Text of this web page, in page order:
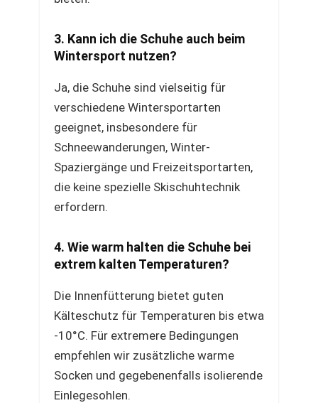
3. Kann ich die Schuhe auch beim
Wintersport nutzen?
Ja, die Schuhe sind vielseitig für
verschiedene Wintersportarten
geeignet, insbesondere für
Schneewanderungen, Winter-
Spaziergänge und Freizeitsportarten,
die keine spezielle Skischuhtechnik
erfordern.
4. Wie warm halten die Schuhe bei
extrem kalten Temperaturen?
Die Innenfütterung bietet guten
Kälteschutz für Temperaturen bis etwa
-10°C. Für extremere Bedingungen
empfehlen wir zusätzliche warme
Socken und gegebenenfalls isolierende
Einlegesohlen.